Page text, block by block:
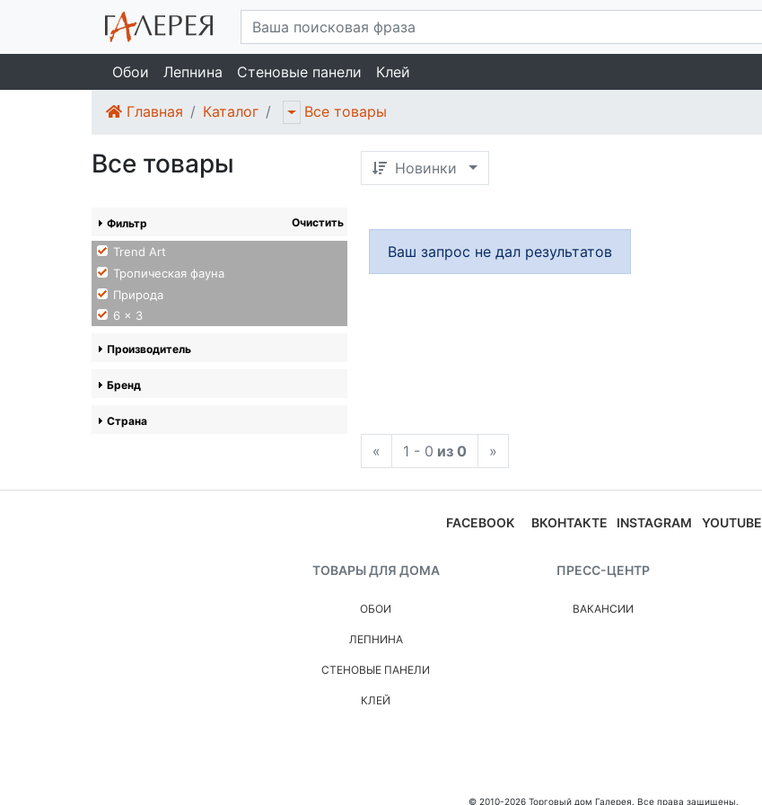
Обои Лепнина Стеновые панели Клей
Главная Каталог Все товары
Все товары Новинки
Фильтр Очистить
Trend Art
Тропическая фауна
Природа
6 x 3
Производитель
Бренд
Страна
Ваш запрос не дал результатов
« 1 - 0 из 0 »
FACEBOOK ВКОНТАКТЕ INSTAGRAM YOUTUBE
ТОВАРЫ ДЛЯ ДОМА
ОБОИ
ЛЕПНИНА
СТЕНОВЫЕ ПАНЕЛИ
КЛЕЙ
ПРЕСС-ЦЕНТР
ВАКАНСИИ
© 2010-2026 Торговый дом Галерея. Все права защищены.